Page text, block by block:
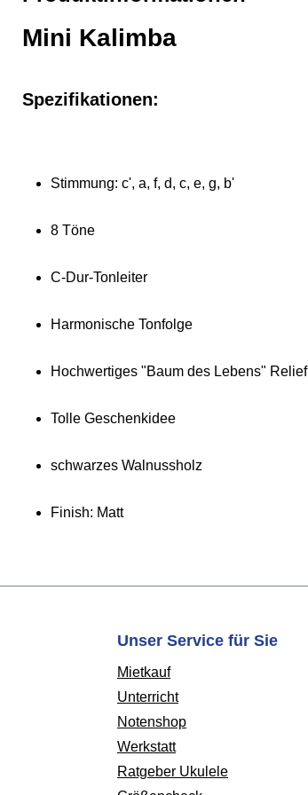
Mini Kalimba
Spezifikationen:
Stimmung: c', a, f, d, c, e, g, b'
8 Töne
C-Dur-Tonleiter
Harmonische Tonfolge
Hochwertiges "Baum des Lebens" Relief
Tolle Geschenkidee
schwarzes Walnussholz
Finish: Matt
Unser Service für Sie
Mietkauf
Unterricht
Notenshop
Werkstatt
Ratgeber Ukulele